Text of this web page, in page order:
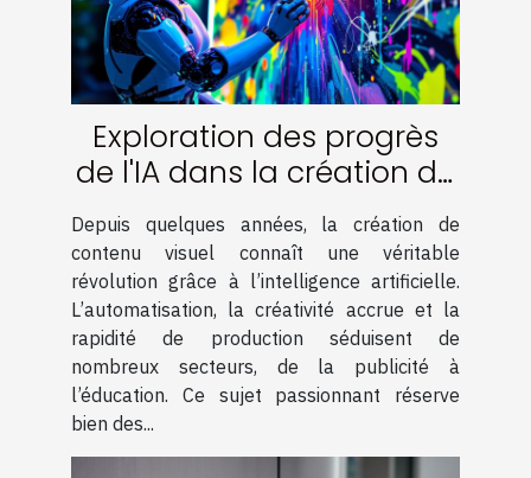
Exploration des progrès
de l'IA dans la création de
contenu visuel
Depuis quelques années, la création de
contenu visuel connaît une véritable
révolution grâce à l’intelligence artificielle.
L’automatisation, la créativité accrue et la
rapidité de production séduisent de
nombreux secteurs, de la publicité à
l’éducation. Ce sujet passionnant réserve
bien des...